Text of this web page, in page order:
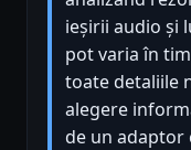
ieșirii audio și
pot varia în
toate detaliile
alegere
de un adaptor